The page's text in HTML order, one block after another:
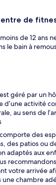
de
de 12 ans
le bain à
géré par un
d’une activité
au sens de
des
des patios ou
adaptés aux
votre arrivée
une chambre